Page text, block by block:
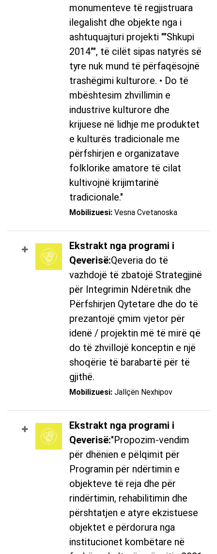
monumenteve të regjistruara
ilegalisht dhe objekte nga i
ashtuquajturi projekti ""Shkupi
2014"", të cilët sipas natyrës së
tyre nuk mund të përfaqësojnë
trashëgimi kulturore. • Do të
mbështesim zhvillimin e
industrive kulturore dhe
krijuese në lidhje me produktet
e kulturës tradicionale me
përfshirjen e organizatave
folklorike amatore të cilat
kultivojnë krijimtarinë
tradicionale."
Mobilizuesi: Vesna Cvetanoska
Ekstrakt nga programi i
Qeverisë:Qeveria do të
vazhdojë të zbatojë Strategjinë
për Integrimin Ndëretnik dhe
Përfshirjen Qytetare dhe do të
prezantojë çmim vjetor për
idenë / projektin më të mirë që
do të zhvillojë konceptin e një
shoqërie të barabartë për të
gjithë.
Mobilizuesi: Jallçën Nexhipov
Ekstrakt nga programi i
Qeverisë:"Propozim-vendim
për dhënien e pëlqimit për
Programin për ndërtimin e
objekteve të reja dhe për
rindërtimin, rehabilitimin dhe
përshtatjen e atyre ekzistuese
objektet e përdorura nga
institucionet kombëtare në